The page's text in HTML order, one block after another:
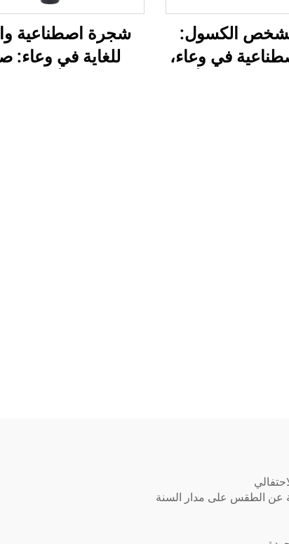
الشخص الكسول:
في وعاء،
شجرة اصطناعية
للغاية في وعاء:
عن الطقس على مدار السنة